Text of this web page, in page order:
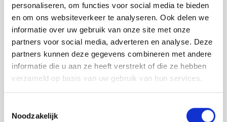
personaliseren, om functies voor social media te bieden
en om ons websiteverkeer te analyseren. Ook delen we
informatie over uw gebruik van onze site met onze
partners voor social media, adverteren en analyse. Deze
partners kunnen deze gegevens combineren met andere
informatie die u aan ze heeft verstrekt of die ze hebben
verzameld op basis van uw gebruik van hun services.
Noodzakelijk
Stellingbescherming
Verkeersdrempels
Tijdelijke afzettingen
Safety road barriers
Bebording
Spiegels
Varkensruggen